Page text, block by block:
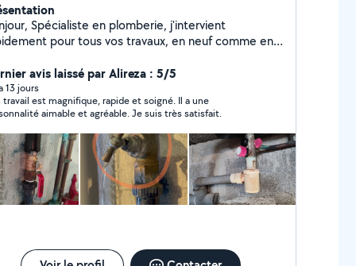
en plomberie, j'intervient
pour tous vos travaux, en neuf comme en
au service des particuliers et des
Les services proposés: Dépannage
(fuite d'eau, canalisation bouchée)
sanitaire (lavabo, douche, WC, chauffe-eau)
de salle de bain Entretien et remplacement
chauffe-eau Détection et réparation de fuites
de systèmes de chauffage. Je suis
aussi pour monter des meubles ou des
travaux de jardinage A bientôt.
avis laissé par Alireza : 5/5
13 jours
travail est magnifique, rapide et soigné. Il a une
aimable et agréable. Je suis très satisfait.